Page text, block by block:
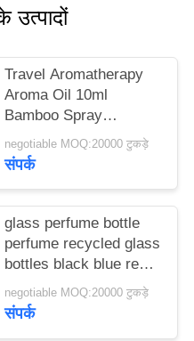
उत्पादों
Travel Aromatherapy
Aroma Oil 10ml
Bamboo Spray
Perfume Bottle With
Screw Spray Cap
negotiable MOQ:20000 टुकड़े
संपर्क
glass perfume bottle
perfume recycled glass
bottles black blue red
pink green cap plastic
and metal
negotiable MOQ:20000 टुकड़े
संपर्क